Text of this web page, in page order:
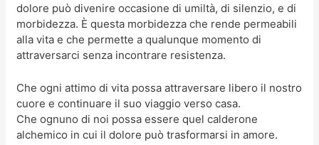
dolore può divenire occasione di umiltà, di silenzio, e di
morbidezza. È questa morbidezza che rende permeabili
alla vita e che permette a qualunque momento di
attraversarci senza incontrare resistenza.
Che ogni attimo di vita possa attraversare libero il nostro
cuore e continuare il suo viaggio verso casa.
Che ognuno di noi possa essere quel calderone
alchemico in cui il dolore può trasformarsi in amore.